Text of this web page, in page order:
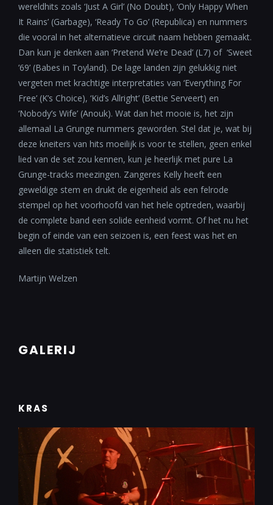
wereldhits zoals ‘Just A Girl’ (No Doubt), ‘Only Happy When
It Rains’ (Garbage), ‘Ready To Go’ (Republica) en nummers
die vooral in het alternatieve circuit naam hebben gemaakt.
Dan kun je denken aan ‘Pretend We’re Dead’ (L7) of ‘Sweet
’69’ (Babes in Toyland). De lage landen zijn gelukkig niet
vergeten met krachtige interpretaties van ‘Everything For
Free’ (K’s Choice), ‘Kid’s Allright’ (Bettie Serveert) en
‘Nobody’s Wife’ (Anouk). Wat dan het mooie is, het zijn
allemaal La Grunge nummers geworden. Stel dat je, wat bij
deze kneiters van hits moeilijk is voor te stellen, geen enkel
lied van de set zou kennen, kun je heerlijk met pure La
Grunge-tracks meezingen. Zangeres Kelly heeft een
geweldige stem en drukt de eigenheid als een felrode
stempel op het voorhoofd van het hele optreden, waarbij
de complete band een solide eenheid vormt. Of het nu het
begin of einde van een seizoen is, een feest was het en
alleen die statistiek telt.
Martijn Welzen
GALERIJ
KRAS